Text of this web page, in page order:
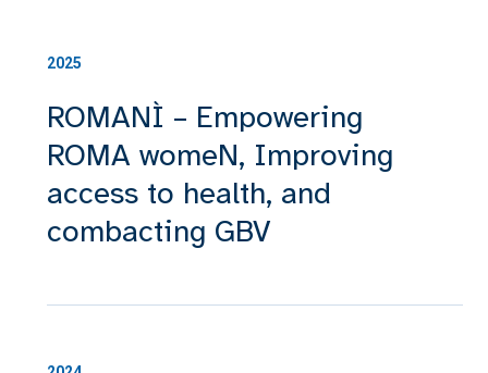
2025
ROMANÌ – Empowering
ROMA womeN, Improving
access to health, and
combacting GBV